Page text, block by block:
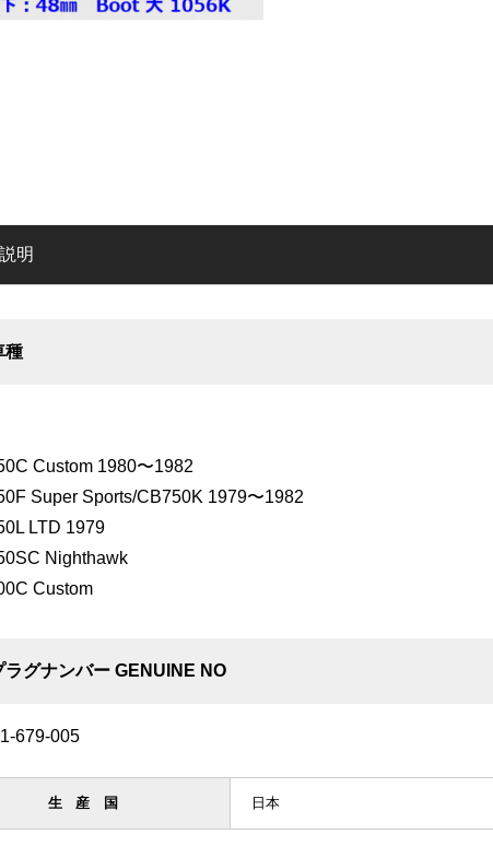
明
種
Custom 1980〜1982
Super Sports/CB750K 1979〜1982
LTD 1979
Nighthawk
Custom
ラグナンバー GENUINE NO
679-005
生産国 日本